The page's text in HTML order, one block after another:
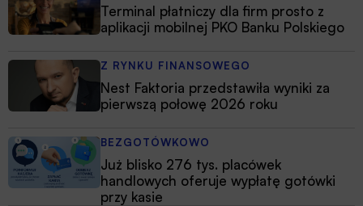
Terminal płatniczy dla firm prosto z
aplikacji mobilnej PKO Banku Polskiego
Z RYNKU FINANSOWEGO
Nest Faktoria przedstawiła wyniki za
pierwszą połowę 2026 roku
BEZGOTÓWKOWO
Już blisko 276 tys. placówek
handlowych oferuje wypłatę gotówki
przy kasie